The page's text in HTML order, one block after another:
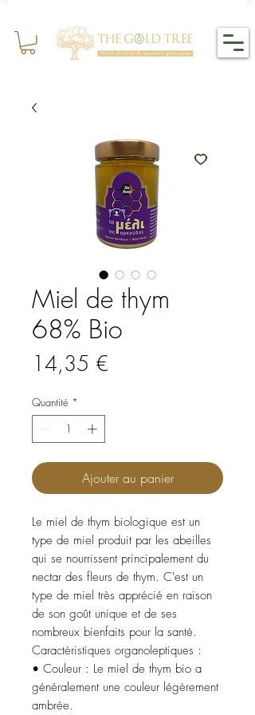
Miel de thym
68% Bio
14,35 €
Quantité *
Ajouter au panier
Le miel de thym biologique est un
type de miel produit par les abeilles
qui se nourrissent principalement du
nectar des fleurs de thym. C'est un
type de miel très apprécié en raison
de son goût unique et de ses
nombreux bienfaits pour la santé.
Caractéristiques organoleptiques :
• Couleur : Le miel de thym bio a
généralement une couleur légèrement
ambrée.